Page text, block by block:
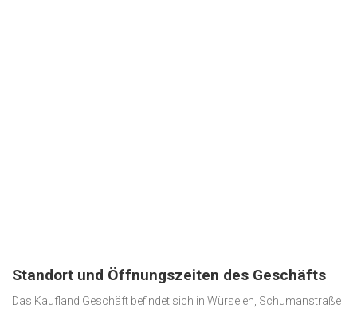
Standort und Öffnungszeiten des Geschäfts
Das Kaufland Geschäft befindet sich in Würselen, Schumanstraße